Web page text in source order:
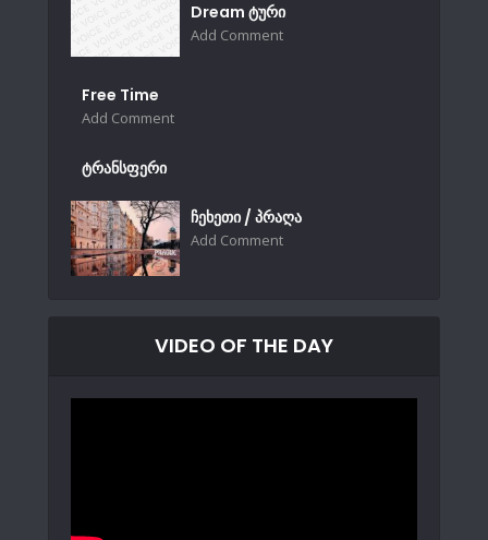
Dream ტური
Add Comment
Free Time
Add Comment
ტრანსფერი
ჩეხეთი / პრაღა
Add Comment
VIDEO OF THE DAY